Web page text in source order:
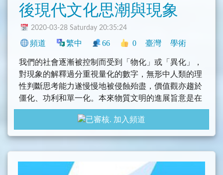
後現代文化思潮與現象
2020-03-28 Saturday 20:35:24
頻道 繁中 66 0 臺灣 學術
我們的社會逐漸被控制而受到「物化」或「異化」，
對現象的解釋過分重視量化的數字，無形中人類的理
性判斷思考能力遂慢慢地被侵蝕殆盡，價值觀亦趨於
僵化、功利和單一化。本來物質文明的進展旨意是在
於全面提昇我們的生活層次與品質，但實際上不然，
有些事物卻較以往更為退化，使得人的主體性逐漸模
糊和喪失。
受科學與技術之工具性理性所影響的「現代主義」的
加入頻道